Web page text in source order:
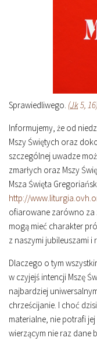
Sprawiedliwego. (Jk5, 16)
Informujemy, że od
Mszy Świętych oraz
szczególnej uwadze
zmarłych oraz Mszy
Msza Święta
http://
ofiarowane zarówno za
mogą mieć charakter
z naszymi jubileuszami i
Dlaczego o tym
w czyjejś intencji Mszę
najbardziej
chrześcijanie. I choć
materialne, nie potrafi
wierzącym nie raz dane